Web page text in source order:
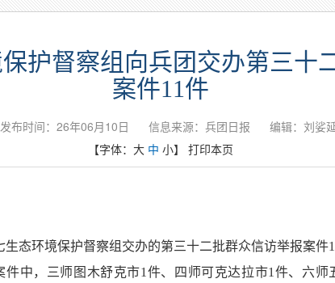
护督察组向兵团交办第三十
案件11件
发布时间：26年06月10日 信息来源：兵团日报
编辑：刘娑
【字体： 大 中 小】 打印本页
生态环境保护督察组交办的第三十二批群众信访举报案件
件中，三师图木舒克市1件、四师可克达拉市1件、六师